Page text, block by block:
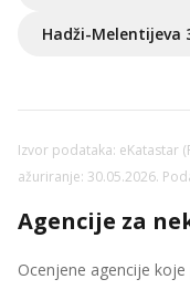
Hadži-Melentijeva
Izvor podataka: eKatastar
ažuriranje: 30.05.2026.
Agencije za
Ocenjene agencije